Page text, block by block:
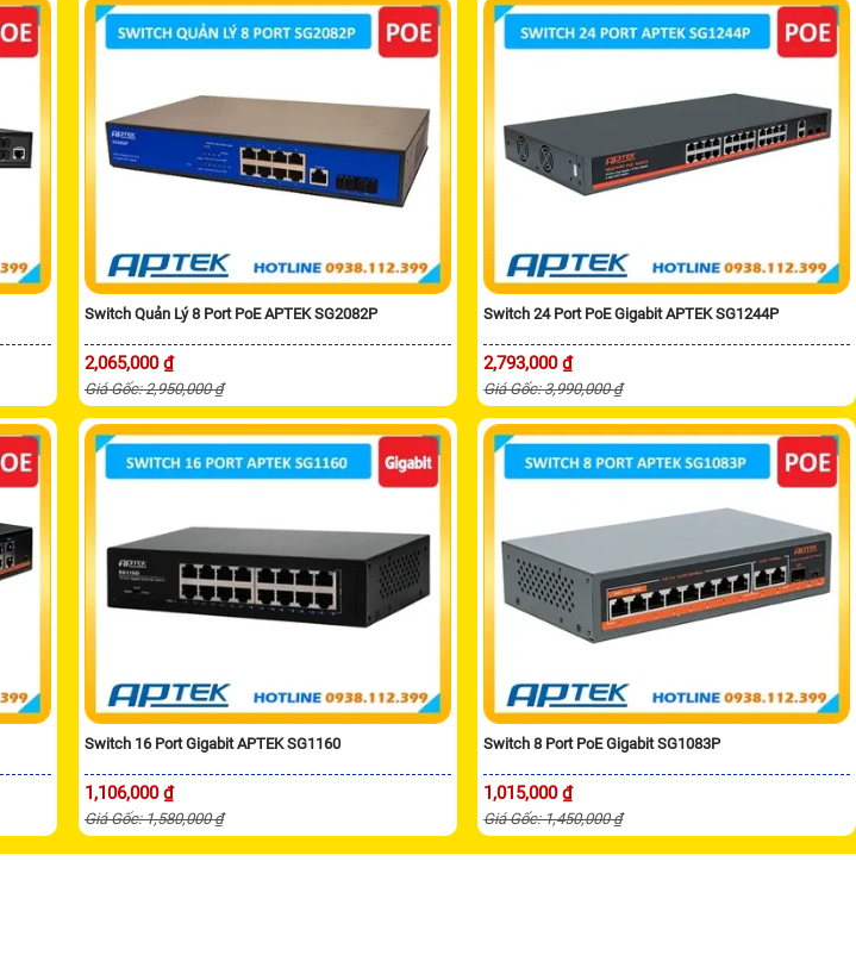
Switch Quản Lý 8 Port PoE APTEK SG2082P
2,065,000 ₫
Giá Gốc: 2,950,000 ₫
Switch 24 Port PoE Gigabit APTEK SG1244P
2,793,000 ₫
Giá Gốc: 3,990,000 ₫
Switch 16 Port Gigabit APTEK SG1160
1,106,000 ₫
Giá Gốc: 1,580,000 ₫
Switch 8 Port PoE Gigabit SG1083P
1,015,000 ₫
Giá Gốc: 1,450,000 ₫